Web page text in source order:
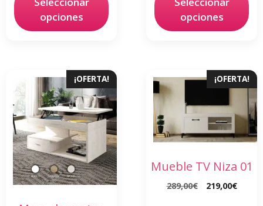
opciones
opciones
¡OFERTA! ¡OFERTA!
Mueble TV Niza 01
289,00€ 219,00€